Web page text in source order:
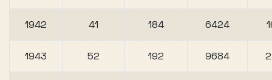
1942 41 184 6424
1943 52 192 9684